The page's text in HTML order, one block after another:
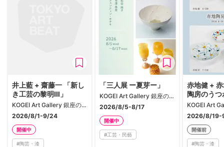
井上藍 + 齋藤一 「新し
き工芸の黎明Ⅲ」
KOGEI Art Gallery 銀座の金沢
2026/8/1-9/24
開催中
#陶芸・漆
「三人展 ー夏芽ー」
KOGEI Art Gallery 銀座の金沢
2026/8/5-8/17
開催中
#工芸・民藝
赤地健 +
陶房のうつ
2026/8/19-
開催前
#陶芸・漆